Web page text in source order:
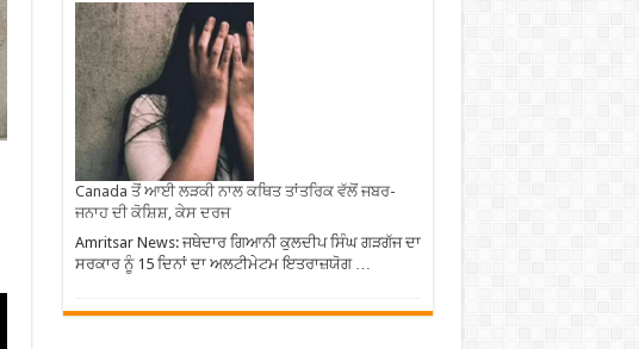
Canada ਤੋਂ ਆਈ ਲੜਕੀ ਨਾਲ ਕਥਿਤ ਤਾਂਤਰਿਕ ਵੱਲੋਂ ਜਬਰ-
ਜਨਾਹ ਦੀ ਕੋਸ਼ਿਸ਼, ਕੇਸ ਦਰਜ
Amritsar News: ਜਥੇਦਾਰ ਗਿਆਨੀ ਕੁਲਦੀਪ ਸਿੰਘ ਗੜਗੱਜ ਦਾ
ਸਰਕਾਰ ਨੂੰ 15 ਦਿਨਾਂ ਦਾ ਅਲਟੀਮੇਟਮ ਇਤਰਾਜ਼ਯੋਗ …